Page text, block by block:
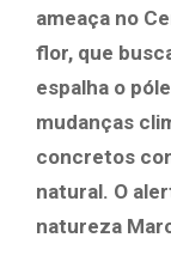
ameaça no
flor, que
espalha o
mudanças
concretos
natural. O
natureza